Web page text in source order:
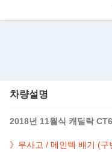
차량설명
2018년 11월식 캐딜락
》무사고 / 메인텍 배기 (